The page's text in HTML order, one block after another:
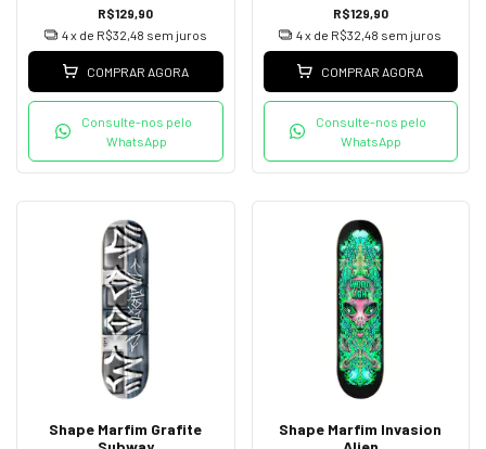
R$129,90
4x de R$32,48 sem juros
COMPRAR AGORA
Consulte-nos pelo
WhatsApp
R$129,90
4x de R$32,48 sem juros
COMPRAR AGORA
Consulte-nos pelo
WhatsApp
Shape Marfim Grafite
Shape Marfim Invasion